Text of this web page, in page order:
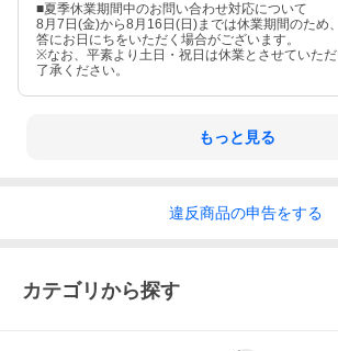
■夏季休業期間中のお問い合わせ対応について
8月7日(金)から8月16日(日)までは休業期間のため
答にお日にちをいただく場合がございます。
※なお、平素より土日・祝日は休業とさせていた
了承ください。
もっと見る
違反商品の申告をする
カテゴリから探す